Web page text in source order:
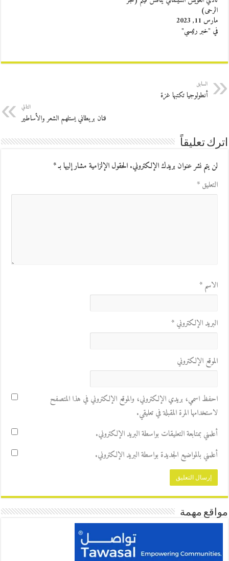
الرحى)
مارس 11, 2023
في "خبر رئيسي"
السابق
أنطولوجيا تكتبها غزة
التالي
فنان بريطاني يستلهم الشعر والأساطير
اترك تعليقاً
لن يتم نشر عنوان بريدك الإلكتروني.الحقول الإلزامية مشار إليها بـ*
التعليق*
الاسم*
البريد الإلكتروني*
الموقع الإلكتروني
احفظ اسمي، بريدي الإلكتروني، والموقع الإلكتروني في هذا المتصفح
لاستخدامها المرة المقبلة في تعليقي.
أعلمني بمتابعة التعليقات بواسطة البريد الإلكتروني.
أعلمني بالمواضيع الجديدة بواسطة البريد الإلكتروني.
مواقع مهمة